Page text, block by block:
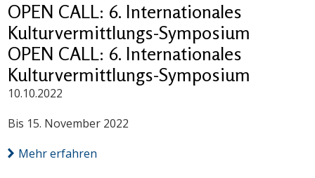
OPEN CALL: 6. Internationales
Kulturvermittlungs-Symposium
OPEN CALL: 6. Internationales
Kulturvermittlungs-Symposium
10.10.2022
Bis 15. November 2022
Mehr erfahren